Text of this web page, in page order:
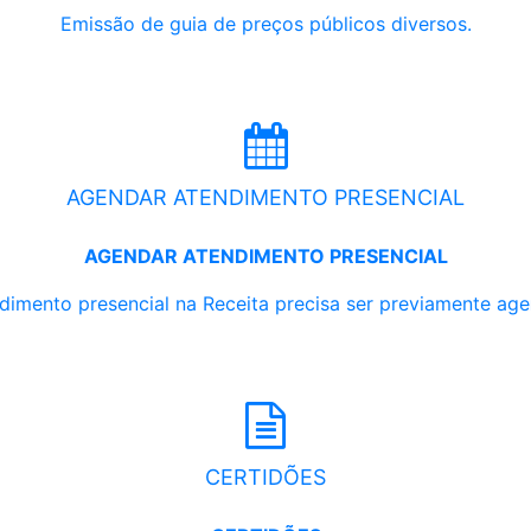
Emissão de guia de preços públicos diversos.
AGENDAR ATENDIMENTO PRESENCIAL
AGENDAR ATENDIMENTO PRESENCIAL
presencial na Receita precisa ser previamente
CERTIDÕES